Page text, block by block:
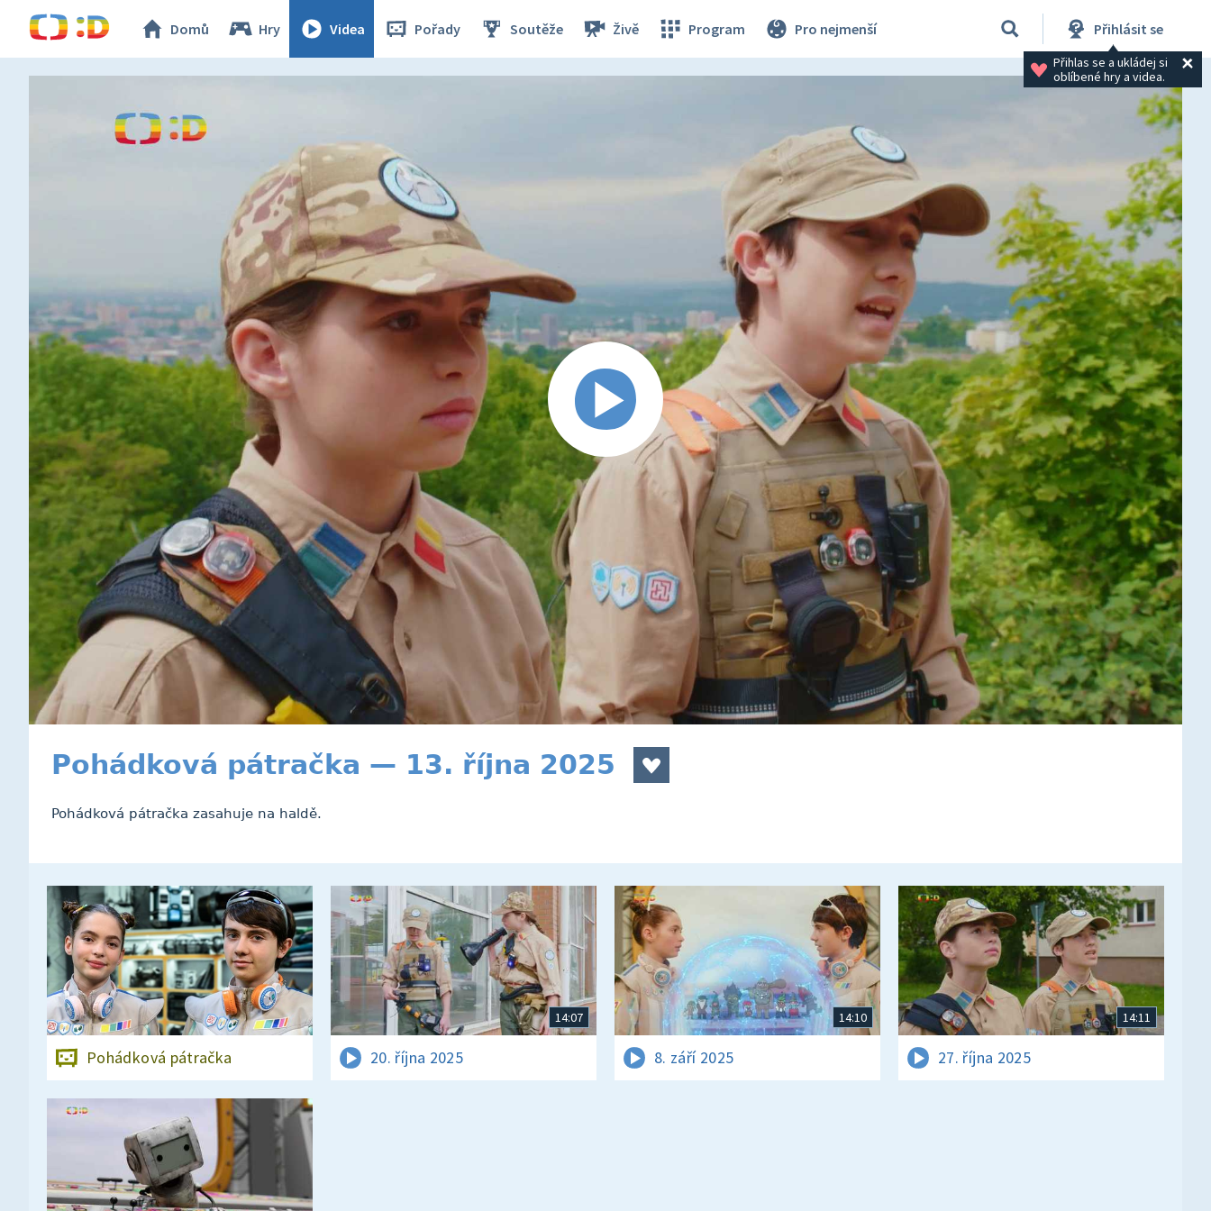
Domů Hry Videa Pořady Soutěže Živě Program Pro nejmenší Přihlásit se
Přihlas se a ukládej si
oblíbené hry a videa.
Pohádková pátračka — 13. října 2025
Pohádková pátračka zasahuje na haldě.
Pohádková pátračka
14:07
20. října 2025
14:10
8. září 2025
14:11
27. října 2025